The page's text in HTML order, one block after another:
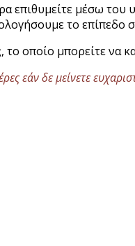
μέσω του
το επίπεδο
, το οποίο μπορείτε να
εάν δε μείνετε